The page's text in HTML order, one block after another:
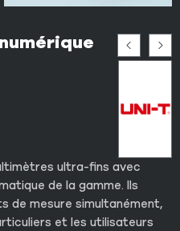
ultra-fins avec
de la gamme. Ils
de mesure simultanément,
et les utilisateurs